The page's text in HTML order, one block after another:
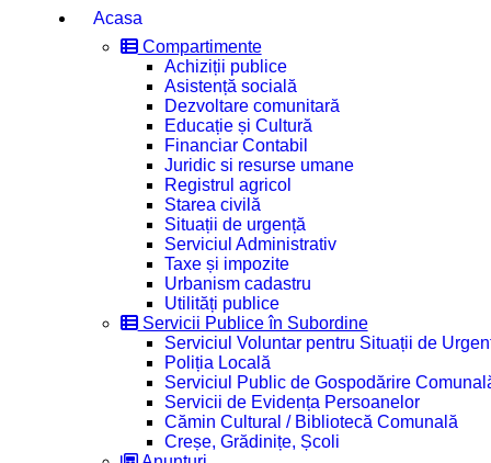
Acasa
Compartimente
Achiziții publice
Asistență socială
Dezvoltare comunitară
Educație și Cultură
Financiar Contabil
Juridic si resurse umane
Registrul agricol
Starea civilă
Situații de urgență
Serviciul Administrativ
Taxe și impozite
Urbanism cadastru
Utilități publice
Servicii Publice în Subordine
Serviciul Voluntar pentru Situații de
Poliția Locală
Serviciul Public de Gospodărire
Servicii de Evidența Persoanelor
Cămin Cultural / Bibliotecă Comunală
Creșe, Grădinițe, Școli